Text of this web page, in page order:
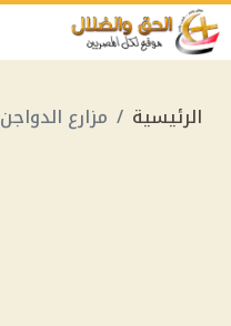
الرئيسية مزارع الدواجن